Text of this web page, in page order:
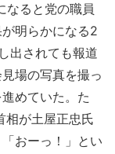
ると党の職員
明らかになる2
出されても報道
場の写真を撮っ
めていた。た
相が土屋正忠氏
おーっ！」とい